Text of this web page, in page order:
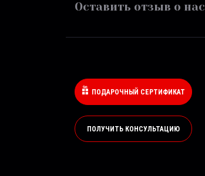
Оставить отзыв о нас
ПОДАРОЧНЫЙ СЕРТИФИКАТ
ПОЛУЧИТЬ КОНСУЛЬТАЦИЮ